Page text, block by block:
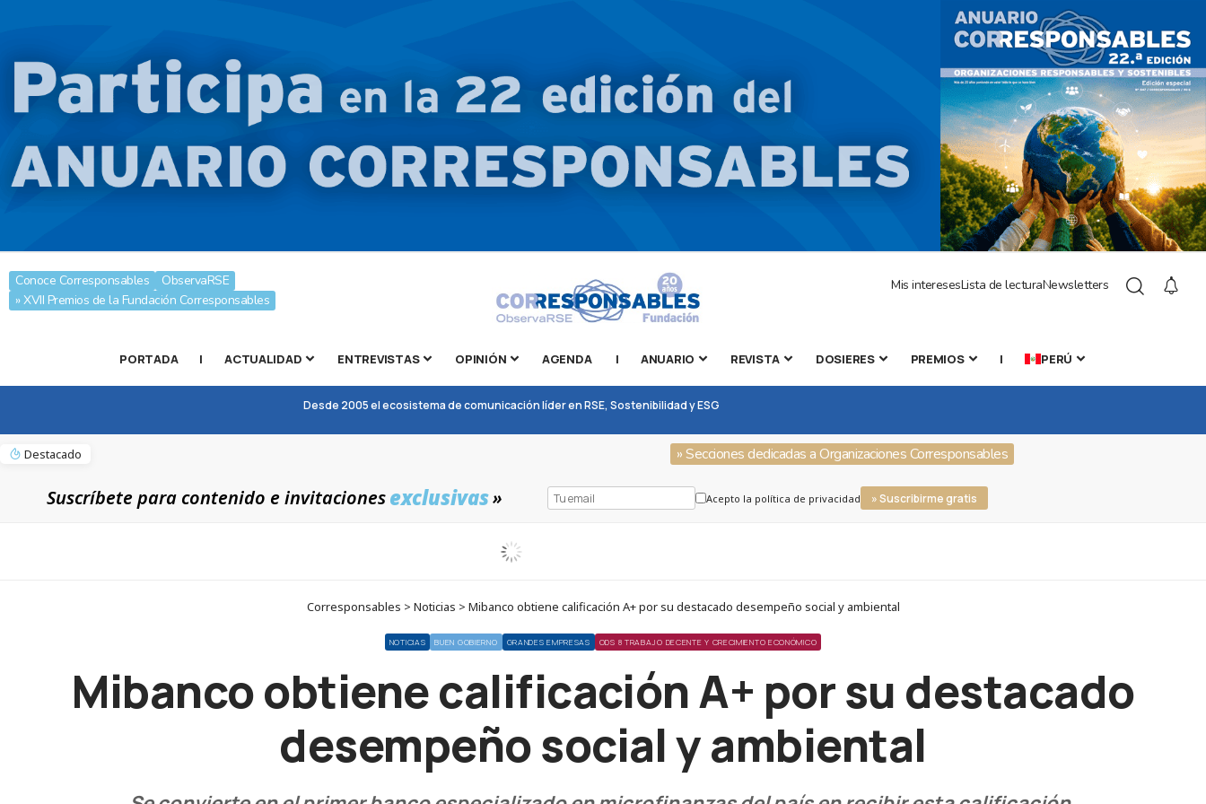
Conoce Corresponsables
ObservaRSE
» XVII Premios de la Fundación Corresponsables
Mis interesesLista de lecturaNewsletters
PORTADA | ACTUALIDAD ENTREVISTAS OPINIÓN AGENDA | ANUARIO REVISTA DOSIERES PREMIOS | PERÚ
Desde 2005 el ecosistema de comunicación líder en RSE, Sostenibilidad y ESG
Destacado » Secciones dedicadas a Organizaciones Corresponsables
Suscríbete para contenido e invitacionesexclusivas» Acepto la política de privacidad » Suscribirme gratis
Corresponsables > Noticias > Mibanco obtiene calificación A+ por su destacado desempeño social y ambiental
NOTICIAS BUEN GOBIERNO GRANDES EMPRESAS ODS 8 TRABAJO DECENTE Y CRECIMIENTO ECONÓMICO
Mibanco obtiene calificación A+ por su destacado
desempeño social y ambiental